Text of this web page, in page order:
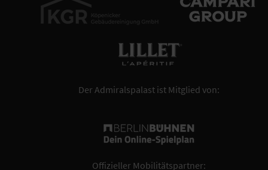
Der Admiralspalast ist Mitglied von:
Offizieller Mobilitätspartner: